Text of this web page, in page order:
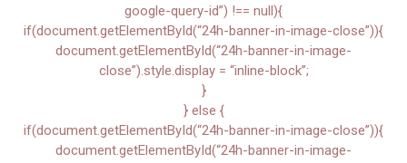
google-query-id”) !== null){
if(document.getElementById(“24h-banner-in-image-close”)){
document.getElementById(“24h-banner-in-image-
close”).style.display = “inline-block”;
}
} else {
if(document.getElementById(“24h-banner-in-image-close”)){
document.getElementById(“24h-banner-in-image-